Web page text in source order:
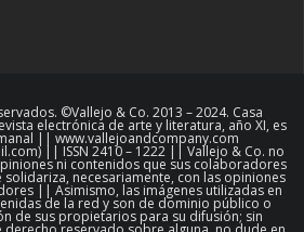
©Vallejo & Co. 2013 – 2024. Casa
electrónica de arte y literatura, año XI, es
|| www.vallejoandcompany.com
|| ISSN 2410 – 1222 || Vallejo & Co. no
ni contenidos que sus colaboradores
solidariza, necesariamente, con las opiniones
|| Asimismo, las imágenes utilizadas en
de la red y son de dominio público o
de sus propietarios para su difusión; sin